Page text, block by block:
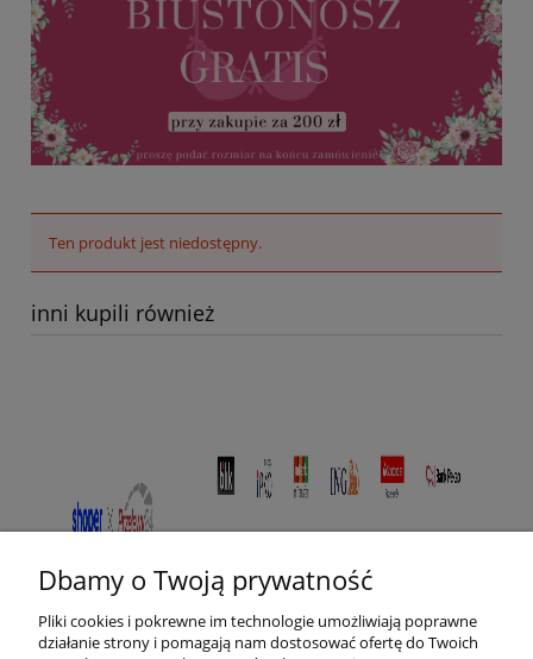
Ten produkt jest niedostępny.
inni kupili również
Dbamy o Twoją prywatność
Pliki cookies i pokrewne im technologie umożliwiają poprawne
działanie strony i pomagają nam dostosować ofertę do Twoich